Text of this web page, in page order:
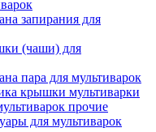
запирания для
(чаши) для
пара для мультиварок
крышки мультиварки
прочие
для мультиварок